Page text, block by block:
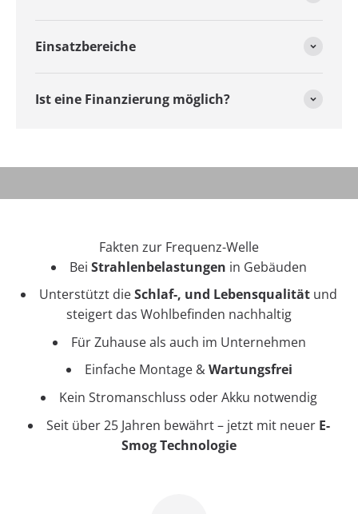
Einsatzbereiche
Ist eine Finanzierung möglich?
Fakten zur Frequenz-Welle
Bei Strahlenbelastungen in Gebäuden
Unterstützt dieSchlaf-, und Lebensqualität und
steigert das Wohlbefinden nachhaltig
Für Zuhause als auch im Unternehmen
Einfache Montage &Wartungsfrei
Kein Stromanschluss oder Akku notwendig
Seit über 25 Jahren bewährt – jetzt mit neuer E-
Smog Technologie